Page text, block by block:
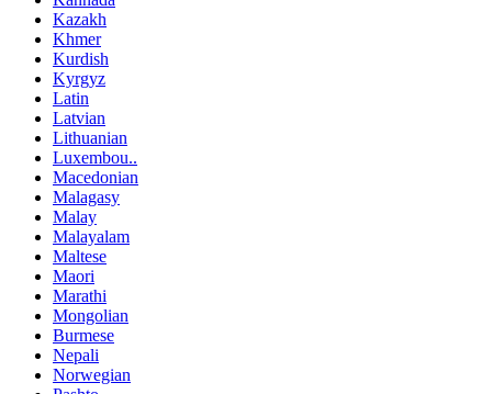
Kazakh
Khmer
Kurdish
Kyrgyz
Latin
Latvian
Lithuanian
Luxembou..
Macedonian
Malagasy
Malay
Malayalam
Maltese
Maori
Marathi
Mongolian
Burmese
Nepali
Norwegian